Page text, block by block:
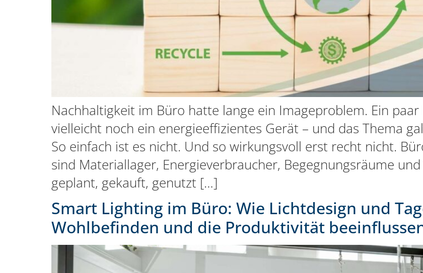
Nachhaltigkeit im Büro hatte lange ein Imageproblem. Ein paar
vielleicht noch ein energieeffizientes Gerät – und das Thema
So einfach ist es nicht. Und so wirkungsvoll erst recht nicht.
sind Materiallager, Energieverbraucher, Begegnungsräume
geplant, gekauft, genutzt […]
Smart Lighting im Büro: Wie Lichtdesign und
Wohlbefinden und die Produktivität